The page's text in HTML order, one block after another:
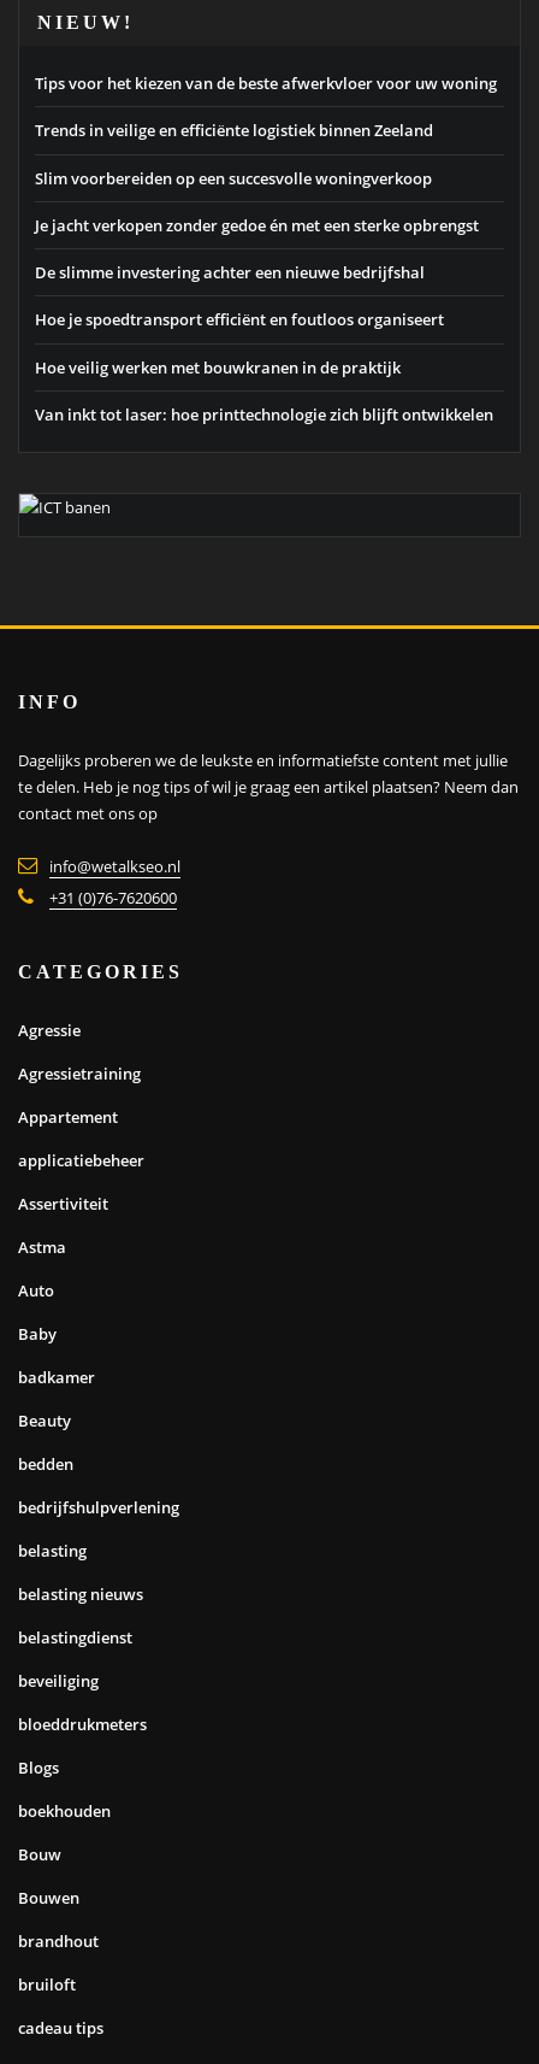
NIEUW!
Tips voor het kiezen van de beste afwerkvloer voor uw woning
Trends in veilige en efficiënte logistiek binnen Zeeland
Slim voorbereiden op een succesvolle woningverkoop
Je jacht verkopen zonder gedoe én met een sterke opbrengst
De slimme investering achter een nieuwe bedrijfshal
Hoe je spoedtransport efficiënt en foutloos organiseert
Hoe veilig werken met bouwkranen in de praktijk
Van inkt tot laser: hoe printtechnologie zich blijft ontwikkelen
INFO
Dagelijks proberen we de leukste en informatiefste content met jullie
te delen. Heb je nog tips of wil je graag een artikel plaatsen? Neem dan
contact met ons op
info@wetalkseo.nl
+31 (0)76-7620600
CATEGORIES
Agressie
Agressietraining
Appartement
applicatiebeheer
Assertiviteit
Astma
Auto
Baby
badkamer
Beauty
bedden
bedrijfshulpverlening
belasting
belasting nieuws
belastingdienst
beveiliging
bloeddrukmeters
Blogs
boekhouden
Bouw
Bouwen
brandhout
bruiloft
cadeau tips